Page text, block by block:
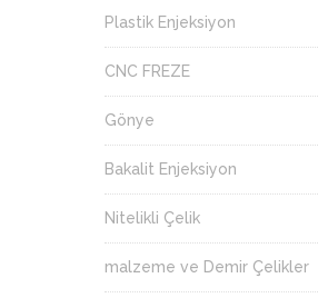
Plastik Enjeksiyon
CNC FREZE
Gönye
Bakalit Enjeksiyon
Nitelikli Çelik
malzeme ve Demir Çelikler